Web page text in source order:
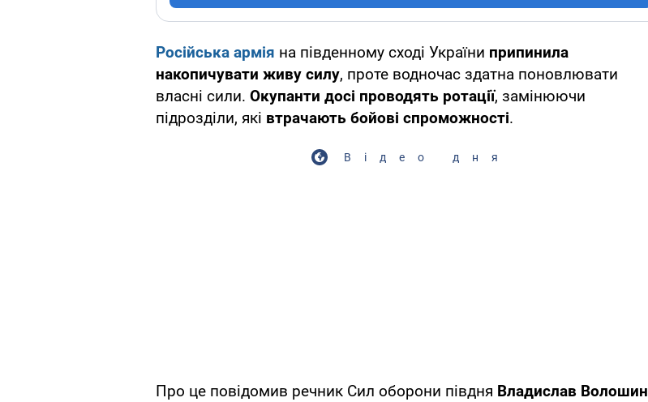
Російська армія на південному сході України припинила
накопичувати живу силу, проте водночас здатна поновлювати
власні сили. Окупанти досі проводять ротації, замінюючи
підрозділи, які втрачають бойові спроможності.
Відео дня
Про це повідомив речник Сил оборони півдня Владислав Волошин